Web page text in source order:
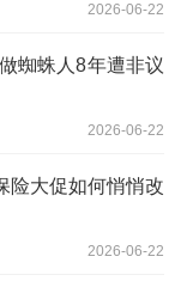
2026-06-22
蜘蛛人8年遭非议
2026-06-22
险大促如何悄悄改
2026-06-22